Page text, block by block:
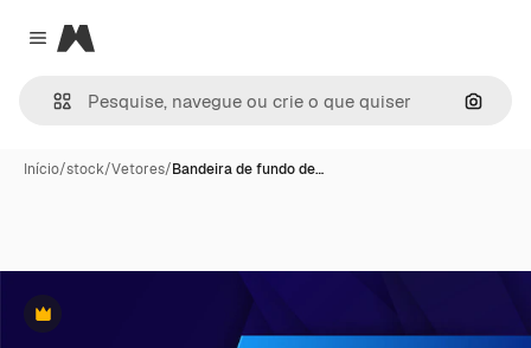
Close menu
Magnific
Início/stock/Vetores/Bandeira de fundo de…
Premium